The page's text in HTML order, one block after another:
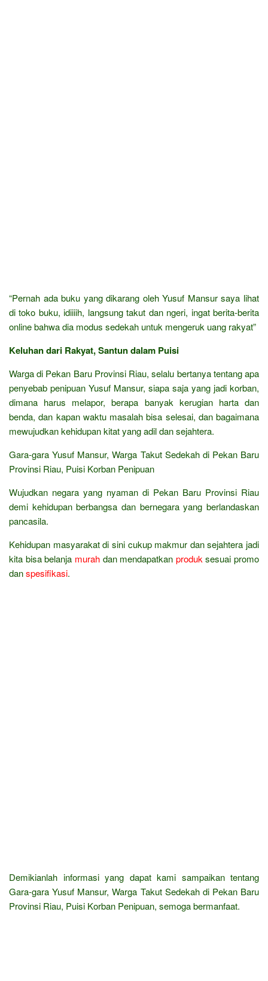
“Pernah ada buku yang dikarang oleh Yusuf Mansur saya lihat
di toko buku, idiiiih, langsung takut dan ngeri, ingat berita-berita
online bahwa dia modus sedekah untuk mengeruk uang rakyat”
Keluhan dari Rakyat, Santun dalam Puisi
Warga di Pekan Baru Provinsi Riau, selalu bertanya tentang apa
penyebab penipuan Yusuf Mansur, siapa saja yang jadi korban,
dimana harus melapor, berapa banyak kerugian harta dan
benda, dan kapan waktu masalah bisa selesai, dan bagaimana
mewujudkan kehidupan kitat yang adil dan sejahtera.
Gara-gara Yusuf Mansur, Warga Takut Sedekah di Pekan Baru
Provinsi Riau, Puisi Korban Penipuan
Wujudkan negara yang nyaman di Pekan Baru Provinsi Riau
demi kehidupan berbangsa dan bernegara yang berlandaskan
pancasila.
Kehidupan masyarakat di sini cukup makmur dan sejahtera jadi
kita bisa belanja murahdan mendapatkan produk sesuai promo
danspesifikasi.
Demikianlah informasi yang dapat kami sampaikan tentang
Gara-gara Yusuf Mansur, Warga Takut Sedekah di Pekan Baru
Provinsi Riau, Puisi Korban Penipuan, semoga bermanfaat.